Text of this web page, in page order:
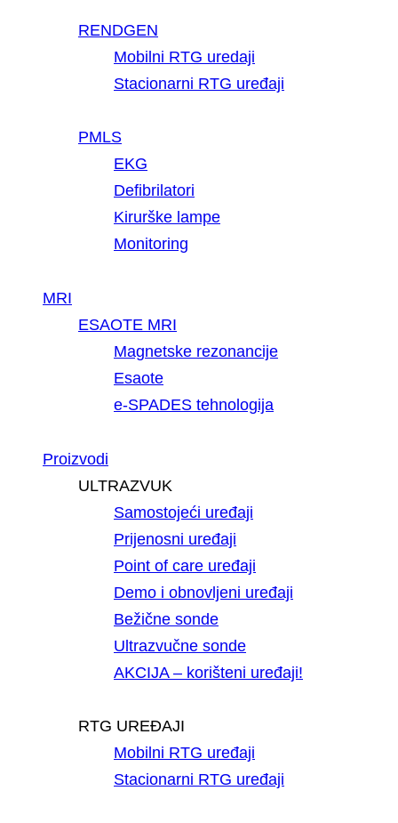
RENDGEN
Mobilni RTG uredaji
Stacionarni RTG uređaji
PMLS
EKG
Defibrilatori
Kirurške lampe
Monitoring
MRI
ESAOTE MRI
Magnetske rezonancije
Esaote
e-SPADES tehnologija
Proizvodi
ULTRAZVUK
Samostojeći uređaji
Prijenosni uređaji
Point of care uređaji
Demo i obnovljeni uređaji
Bežične sonde
Ultrazvučne sonde
AKCIJA – korišteni uređaji!
RTG UREĐAJI
Mobilni RTG uređaji
Stacionarni RTG uređaji